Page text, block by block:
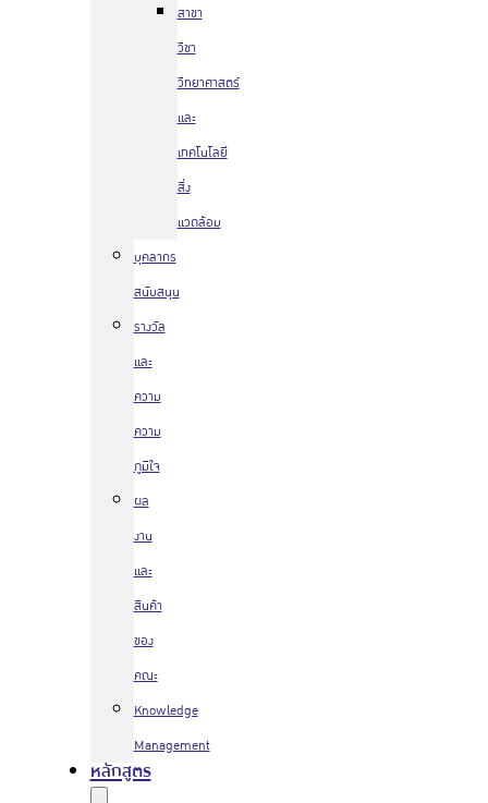
สาขา
วิชา
วิทยาศาสตร์
และ
เทคโนโลยี
สิ่ง
แวดล้อม
บุคลากร
สนับสนุน
รางวัล
และ
ความ
ความ
ภูมิใจ
ผล
งาน
และ
สินค้า
ของ
คณะ
Knowledge
Management
หลักสูตร